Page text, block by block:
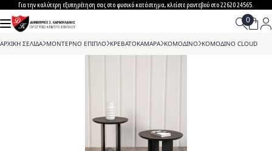
to
content
Για την καλύτερη εξυπηρέτηση σας στο φυσικό κατάστημα, κλείστε ραντεβού στο 22620 24565.
ΑΡΧΙΚΗ ΣΕΛΙΔΑ>ΜΟΝΤΕΡΝΟ ΕΠΙΠΛΟ>ΚΡΕΒΑΤΟΚΑΜΑΡΑ>ΚΟΜΟΔΙΝΟ>ΚΟΜΟΔΙΝΟ CLOUD